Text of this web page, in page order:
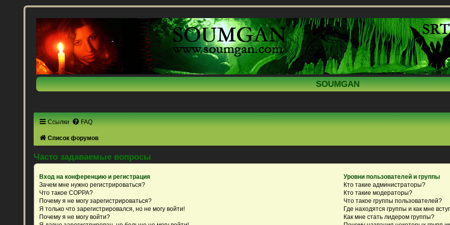
SOUMGAN
Ссылки FAQ
Список форумов
Часто задаваемые вопросы
Вход на конференцию и регистрация
Зачем мне нужно регистрироваться?
Что такое COPPA?
Почему я не могу зарегистрироваться?
Я только что зарегистрировался, но не могу войти!
Почему я не могу войти?
Уровни пользователей и группы
Кто такие администраторы?
Кто такие модераторы?
Что такое группы пользователей?
Где находятся группы и как мне
Как мне стать лидером группы?